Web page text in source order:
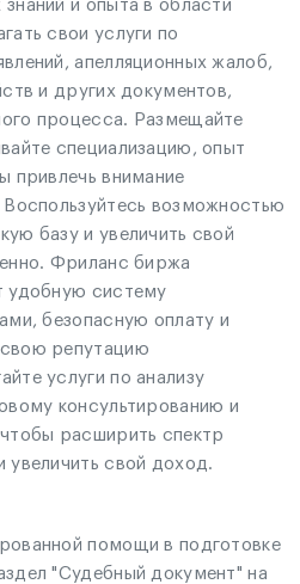
и опыта в области
свои услуги по
апелляционных жалоб,
и других документов,
процесса. Размещайте
специализацию, опыт
привлечь внимание
Воспользуйтесь возможностью
базу и увеличить свой
Фриланс биржа
удобную систему
безопасную оплату и
репутацию
услуги по анализу
консультированию и
расширить спектр
увеличить свой доход.
помощи в подготовке
"Судебный документ" на